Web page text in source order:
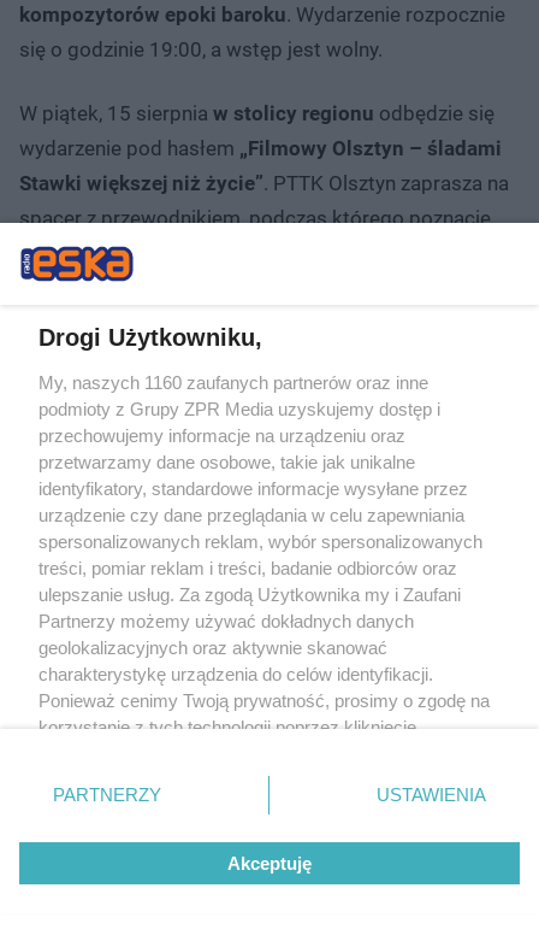
kompozytorów epoki baroku. Wydarzenie rozpocznie
się o godzinie 19:00, a wstęp jest wolny.
W piątek, 15 sierpnia w stolicy regionu odbędzie się
wydarzenie pod hasłem „Filmowy Olsztyn – śladami
Stawki większej niż życie”. PTTK Olsztyn zaprasza na
spacer z przewodnikiem, podczas którego poznacie
kinematograficzne ciekawostki o mieście
wydarzenia zaplanowano o godzinie 10:00 pod
Ratuszem. Wstęp jest wolny, bez ograniczeń
wiekowych.
Między 15 a 17 sierpnia do Olsztyna powraca Green
Festiwal. Podczas tej trzydniowej imprezy cała
Miejskazamieni się w miasteczko festiwalowe z masą
atrakcji, w tym zkoncertami topowych polskich
artystów. Przypominamy, że w tym czasie dwa
kąpieliska przy Kapitańskiej nie będą dostępne, a w
zastępstwie uruchomiono nową strzeżoną plaże nad
jeziorem Ukiel -„Słoneczna Polana” przy ulicy
Lotniczej. Dodatkowo w sobotęna Targu Rybnymna
Starym Mieście będzie czekać festiwalowa nowość –
retransmisja trzech koncertów:
oraz Pawła Domagały
. Start o godzinie 18:00.
na Targu Rybnym
Drogi Użytkowniku,
My, naszych 1160 zaufanych partnerów oraz inne
podmioty z Grupy ZPR Media uzyskujemy dostęp i
przechowujemy informacje na urządzeniu oraz
przetwarzamy dane osobowe, takie jak unikalne
identyfikatory, standardowe informacje wysyłane przez
urządzenie czy dane przeglądania w celu zapewniania
spersonalizowanych reklam, wybór spersonalizowanych
treści, pomiar reklam i treści, badanie odbiorców oraz
ulepszanie usług. Za zgodą Użytkownika my i Zaufani
Partnerzy możemy używać dokładnych danych
geolokalizacyjnych oraz aktywnie skanować
charakterystykę urządzenia do celów identyfikacji.
Ponieważ cenimy Twoją prywatność, prosimy o zgodę na
korzystanie z tych technologii poprzez kliknięcie
zmienić/wycofać klikając przycisk ustawień prywatności
znajdujący się w lewym dolnym rogu strony
rodzaje przetwarzania danych nie wymagają zgody
użytkownika, ale masz prawo sprzeciwić się takiemu
przetwarzaniu. Preferencje będą miały zastosowanie tylko
PARTNERZY USTAWIENIA
Akceptuję